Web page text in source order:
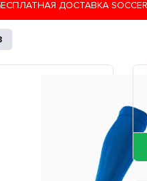
ДОСТАВКА